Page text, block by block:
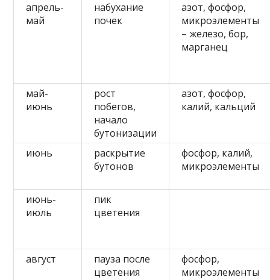
апрель-
май
набухание
почек
азот, фосфор,
микроэлементы
– железо, бор,
марганец
май-
июнь
рост
побегов,
начало
бутонизации
азот, фосфор,
калий, кальций
июнь
раскрытие
бутонов
фосфор, калий,
микроэлементы
июнь-
июль
пик
цветения
август
пауза после
цветения
фосфор,
микроэлементы